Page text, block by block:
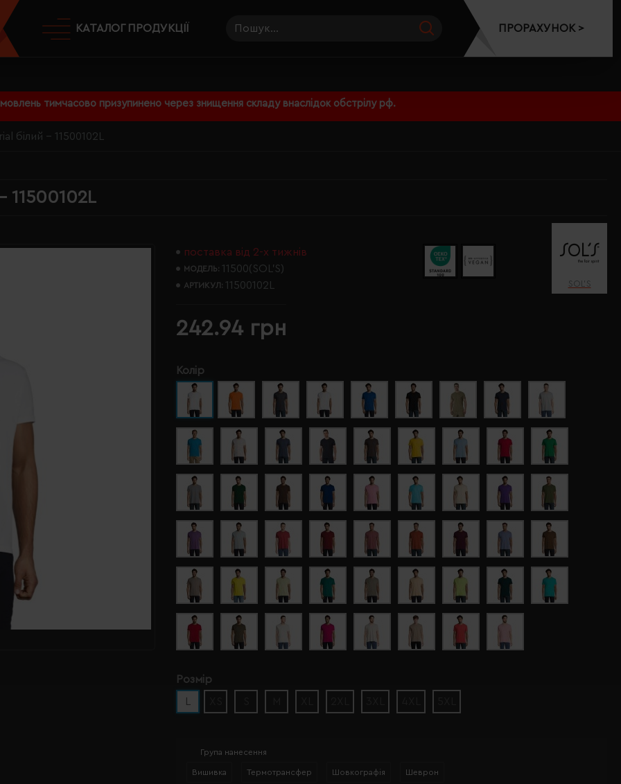
тимчасово призупинено через знищення складу внаслідок обстрілу рф.
КАТАЛОГ ПРОДУКЦІЇ ПРОРАХУНОК >
білий - 11500102L
11500102L
поставка від 2-х тижнів
МОДЕЛЬ: 11500(SOL’S)
АРТИКУЛ: 11500102L SOL’S
242.94 грн
Колір
Розмір
Група нанесення
Вишивка Термотрансфер Шовкографія Шеврон